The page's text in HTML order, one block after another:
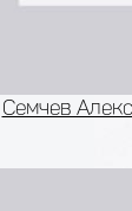
Семчев